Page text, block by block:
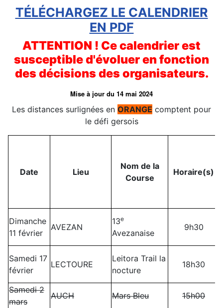
TÉLÉCHARGEZ LE CALENDRIER
EN PDF
ATTENTION ! Ce calendrier est
susceptible d'évoluer en fonction
des décisions des organisateurs.
Mise à jour du 14 mai 2024
Les distances surlignées en ORANGE comptent pour
le défi gersois
Date Lieu
Nom de la
Course
Horaire(s)
Dimanche
11 février
AVEZAN
13e
Avezanaise
9h30
Samedi 17
février
LECTOURE
Leitora Trail la
nocture
18h30
Samedi 2
mars
AUCH Mars Bleu 15h00